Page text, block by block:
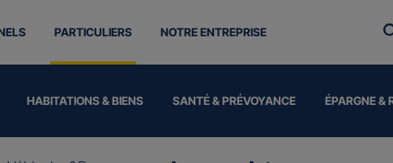
PARTICULIERS
HABITATIONS & BIENS SANTÉ & PRÉVOYANCE ÉPARGNE &
NOTRE ENTREPRISE